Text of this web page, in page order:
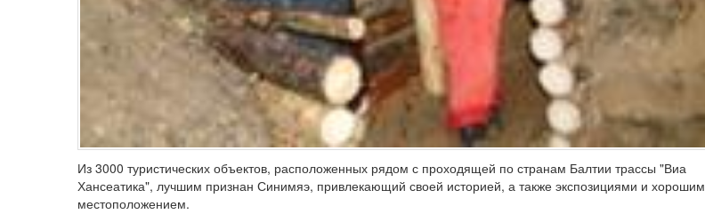
Из 3000 туристических объектов, расположенных рядом с проходящей по странам Балтии трассы "Виа
Хансеатика", лучшим признан Синимяэ, привлекающий своей историей, а также экспозициями и хорошим
местоположением.